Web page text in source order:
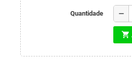
Quantidade remove
shopping_cart